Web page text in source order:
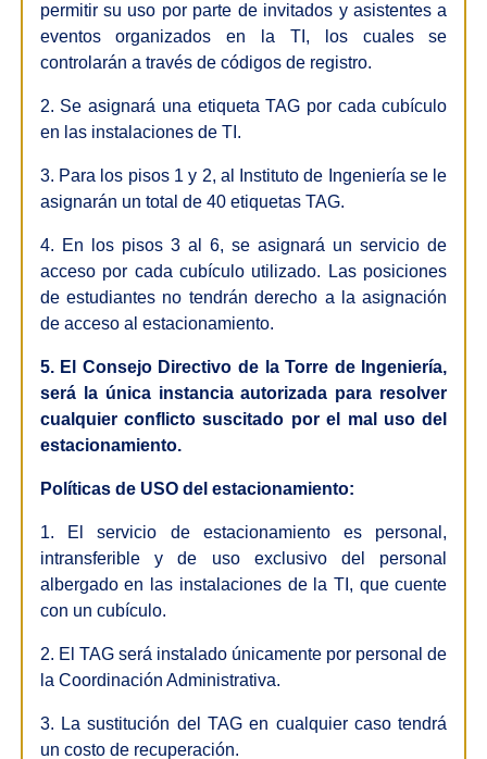
permitir su uso por parte de invitados y asistentes a
eventos organizados en la TI, los cuales se
controlarán a través de códigos de registro.
2. Se asignará una etiqueta TAG por cada cubículo
en las instalaciones de TI.
3. Para los pisos 1 y 2, al Instituto de Ingeniería se le
asignarán un total de 40 etiquetas TAG.
4. En los pisos 3 al 6, se asignará un servicio de
acceso por cada cubículo utilizado. Las posiciones
de estudiantes no tendrán derecho a la asignación
de acceso al estacionamiento.
5. El Consejo Directivo de la Torre de Ingeniería,
será la única instancia autorizada para resolver
cualquier conflicto suscitado por el mal uso del
estacionamiento.
Políticas de USO del estacionamiento:
1. El servicio de estacionamiento es personal,
intransferible y de uso exclusivo del personal
albergado en las instalaciones de la TI, que cuente
con un cubículo.
2. El TAG será instalado únicamente por personal de
la Coordinación Administrativa.
3. La sustitución del TAG en cualquier caso tendrá
un costo de recuperación.